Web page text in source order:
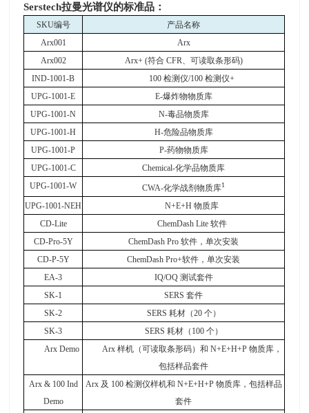
Serstech拉曼光谱仪的标准品：
SKU编号
产品名称
Arx001
Arx
Arx002
Arx+ (符合 CFR、可读取条形码)
IND-1001-B
100检测仪/100检测仪+
UPG-1001-E
E-爆炸物物质库
UPG-1001-N
N-毒品物质库
UPG-1001-H
H-危险品物质库
UPG-1001-P
P-药物物质库
UPG-1001-C
Chemical-化学品物质库
UPG-1001-W
CWA-化学战剂物质库1
UPG-1001-NEH N+E+H物质库
CD-Lite
ChemDash Lite 软件
CD-Pro-5Y
ChemDash Pro软件，单次安装
CD-P-5Y
ChemDash Pro+软件，单次安装
EA-3
IQ/OQ 测试套件
SK-1
SERS套件
SK-2
SERS 耗材（20 个）
SK-3
SERS 耗材（ 100 个）
Arx Demo
Arx 样机（可读取条形码）和 N+E+H+P 物质库，
包括样品套件
Arx & 100 Ind
Demo
Arx 及 100 检测仪样机和 N+E+H+P 物质库，包括样品
套件